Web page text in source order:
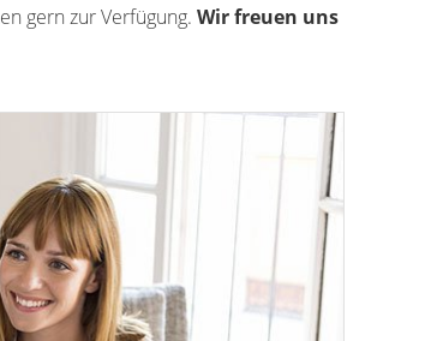
gern zur Verfügung. Wir freuen uns